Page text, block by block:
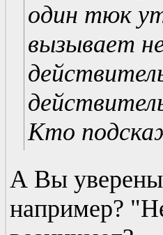
один тюк
вызывает
Кто
А Вы уверены
например?